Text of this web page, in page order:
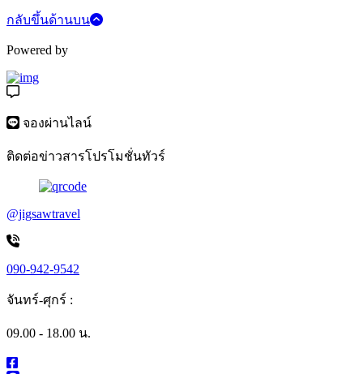
กลับขึ้นด้านบน
Powered by
จองผ่านไลน์
ติดต่อข่าวสารโปรโมชั่นทัวร์
@jigsawtravel
090-942-9542
จันทร์-ศุกร์ :
09.00 - 18.00 น.